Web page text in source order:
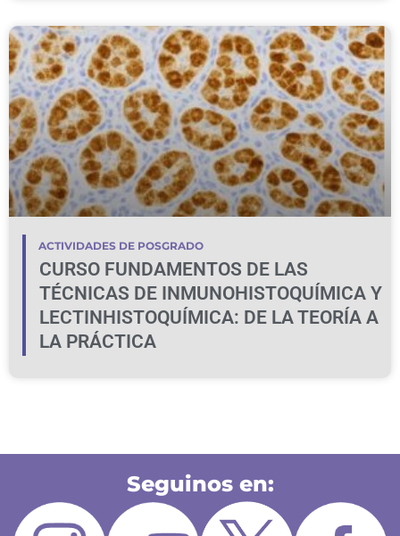
ACTIVIDADES DE POSGRADO
CURSO FUNDAMENTOS DE LAS
TÉCNICAS DE INMUNOHISTOQUÍMICA Y
LECTINHISTOQUÍMICA: DE LA TEORÍA A
LA PRÁCTICA
Seguinos en: